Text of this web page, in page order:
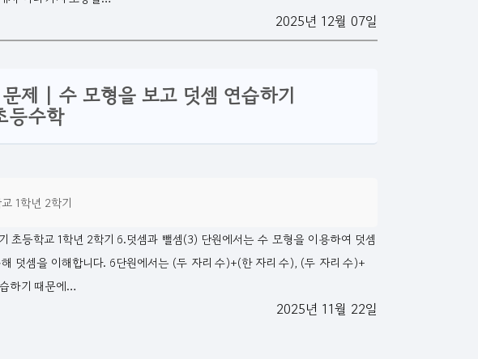
2025년 12월 07일
제 | 수 모형을 보고 덧셈 연습하기
등수학
1학년 2학기
초등학교 1학년 2학기 6.덧셈과 뺄셈(3) 단원에서는 수 모형을 이용하여 덧셈
덧셈을 이해합니다. 6단원에서는 (두 자리 수)+(한 자리 수), (두 자리 수)+
하기 때문에…
2025년 11월 22일